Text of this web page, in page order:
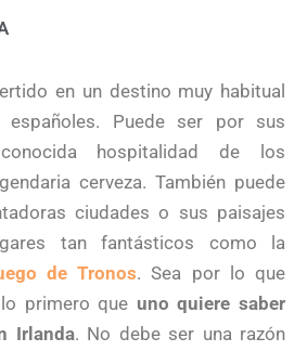
en un destino muy habitual
Puede ser por sus
hospitalidad de los
cerveza. También puede
ciudades o sus paisajes
tan fantásticos como la
de Tronos. Sea por lo que
primero que uno quiere saber
Irlanda. No debe ser una razón